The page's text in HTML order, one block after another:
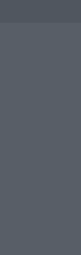
capannone, parte del